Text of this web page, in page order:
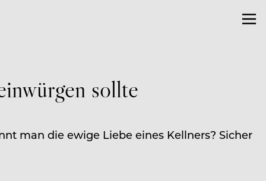
sollte
man die ewige Liebe eines Kellners? Sicher